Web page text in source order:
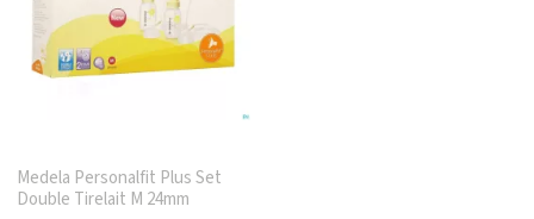
Medela Personalfit Plus Set
Double Tirelait M 24mm